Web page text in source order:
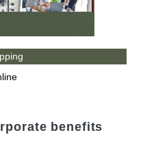
benefits